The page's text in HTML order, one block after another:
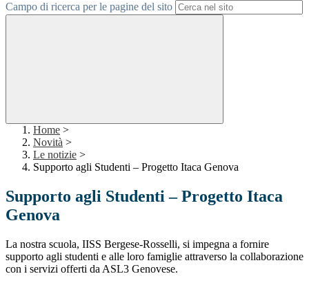
Campo di ricerca per le pagine del sito
Home >
Novità >
Le notizie >
Supporto agli Studenti – Progetto Itaca Genova
Supporto agli Studenti – Progetto Itaca
Genova
La nostra scuola, IISS Bergese-Rosselli, si impegna a fornire
supporto agli studenti e alle loro famiglie attraverso la collaborazione
con i servizi offerti da ASL3 Genovese.